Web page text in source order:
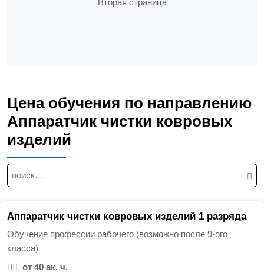
Вторая страница
Цена обучения по направлению
Аппаратчик чистки ковровых
изделий
Н
а
т
Аппаратчик чистки ковровых изделий 1 разряда
Обучение профессии рабочего (возможно после 9-ого
класса)
от 40 ак. ч.